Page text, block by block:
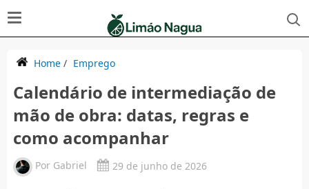
Home/ Emprego
Calendário de intermediação de
mão de obra: datas, regras e
como acompanhar
Por Gabriel 29 de junho de 2026